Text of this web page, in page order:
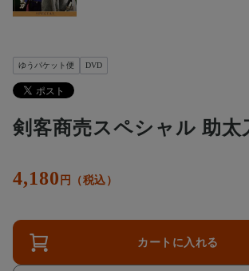
ゆうパケット便 DVD
剣客商売スペシャル 助太
4,180 円（税込）
カートに入れる